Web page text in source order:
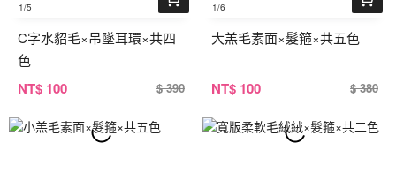
1/5
C字水貂毛×吊墜耳環×共四
色
NT$ 100 $ 390
1/6
大羔毛素面×髮箍×共五色
NT$ 100 $ 380